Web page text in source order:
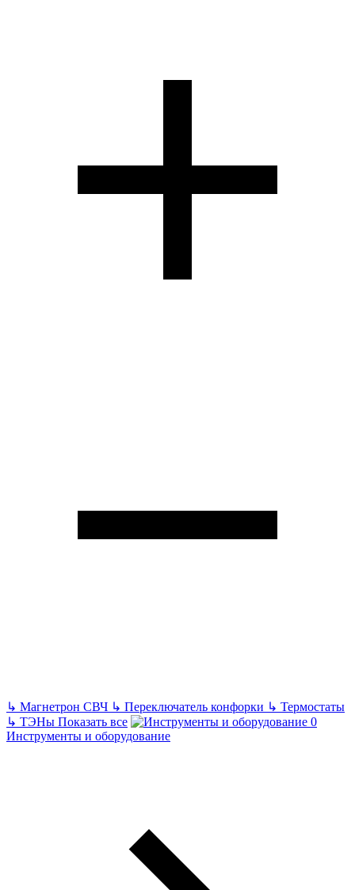
↳ Магнетрон СВЧ ↳ Переключатель конфорки ↳ Термостаты
↳ ТЭНы Показать все
Инструменты и оборудование